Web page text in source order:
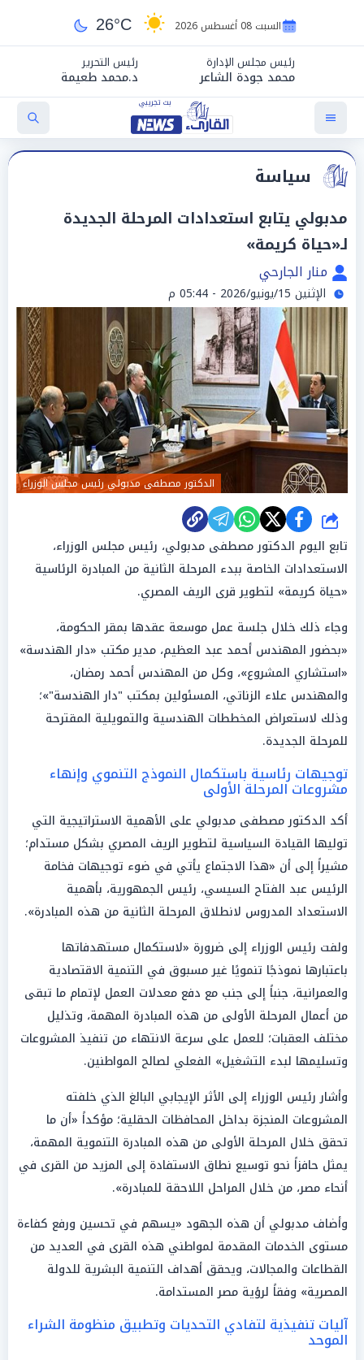
السبت 08 أغسطس 2026 26°C
رئيس مجلس الإدارة
محمد جودة الشاعر
رئيس التحرير
د.محمد طعيمة
سياسة
مدبولي يتابع استعدادات المرحلة الجديدة
لـ«حياة كريمة»
منار الجارحي
الإثنين 15/يونيو/2026 - 05:44 م
الدكتور مصطفى مدبولي رئيس مجلس الوزراء
شارك
تابع اليوم الدكتور مصطفى مدبولي، رئيس مجلس الوزراء،
الاستعدادات الخاصة ببدء المرحلة الثانية من المبادرة الرئاسية
«حياة كريمة» لتطوير قرى الريف المصري.
وجاء ذلك خلال جلسة عمل موسعة عقدها بمقر الحكومة،
«بحضور المهندس أحمد عبد العظيم، مدير مكتب «دار الهندسة»
«استشاري المشروع»، وكل من المهندس أحمد رمضان،
والمهندس علاء الزناتي، المسئولين بمكتب "دار الهندسة"»؛
وذلك لاستعراض المخططات الهندسية والتمويلية المقترحة
للمرحلة الجديدة.
توجيهات رئاسية باستكمال النموذج التنموي وإنهاء
مشروعات المرحلة الأولى
أكد الدكتور مصطفى مدبولي على الأهمية الاستراتيجية التي
توليها القيادة السياسية لتطوير الريف المصري بشكل مستدام؛
مشيراً إلى أن «هذا الاجتماع يأتي في ضوء توجيهات فخامة
الرئيس عبد الفتاح السيسي، رئيس الجمهورية، بأهمية
الاستعداد المدروس لانطلاق المرحلة الثانية من هذه المبادرة».
ولفت رئيس الوزراء إلى ضرورة «لاستكمال مستهدفاتها
باعتبارها نموذجًا تنمويًا غير مسبوق في التنمية الاقتصادية
والعمرانية، جنباً إلى جنب مع دفع معدلات العمل لإتمام ما تبقى
من أعمال المرحلة الأولى من هذه المبادرة المهمة، وتذليل
مختلف العقبات؛ للعمل على سرعة الانتهاء من تنفيذ المشروعات
وتسليمها لبدء التشغيل» الفعلي لصالح المواطنين.
وأشار رئيس الوزراء إلى الأثر الإيجابي البالغ الذي خلفته
المشروعات المنجزة بداخل المحافظات الحقلية؛ مؤكداً «أن ما
تحقق خلال المرحلة الأولى من هذه المبادرة التنموية المهمة،
يمثل حافزاً نحو توسيع نطاق الاستفادة إلى المزيد من القرى في
أنحاء مصر، من خلال المراحل اللاحقة للمبادرة».
وأضاف مدبولي أن هذه الجهود «يسهم في تحسين ورفع كفاءة
مستوى الخدمات المقدمة لمواطني هذه القرى في العديد من
القطاعات والمجالات، ويحقق أهداف التنمية البشرية للدولة
المصرية» وفقاً لرؤية مصر المستدامة.
آليات تنفيذية لتفادي التحديات وتطبيق منظومة الشراء
الموحد